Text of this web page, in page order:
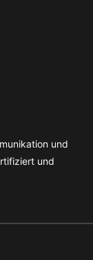
und
und